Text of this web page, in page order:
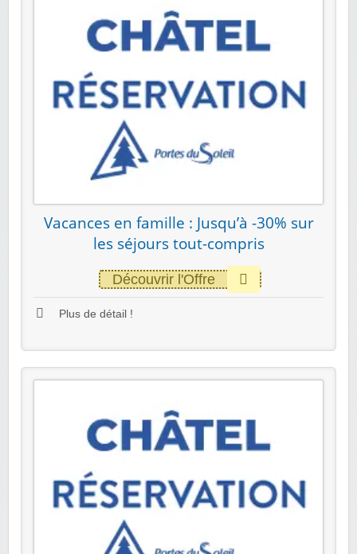
Vacances en famille : Jusqu’à -30% sur
les séjours tout-compris
Découvrir l'Offre
Plus de détail !